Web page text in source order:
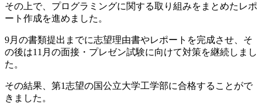
その上で、プログラミングに関する取り組みをまとめたレポ
ート作成を進めました。
9月の書類提出までに志望理由書やレポートを完成させ、そ
の後は11月の面接・プレゼン試験に向けて対策を継続しまし
た。
その結果、第1志望の国公立大学工学部に合格することがで
きました。